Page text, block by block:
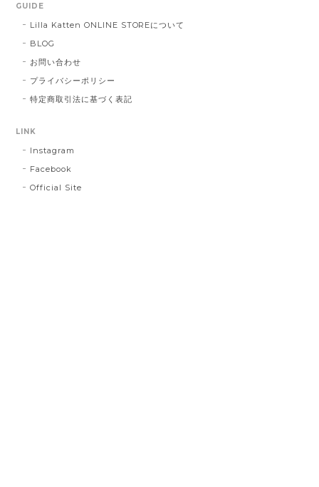
GUIDE
Lilla Katten ONLINE STOREについて
BLOG
お問い合わせ
プライバシーポリシー
特定商取引法に基づく表記
LINK
Instagram
Facebook
Official Site